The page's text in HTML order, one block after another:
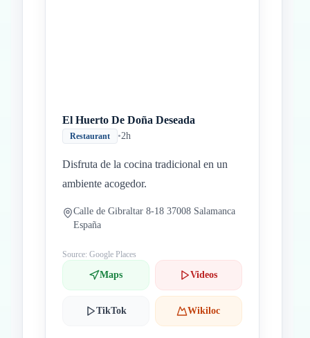
El Huerto De Doña Deseada
Restaurant •2h
Disfruta de la cocina tradicional en un
ambiente acogedor.
Calle de Gibraltar 8-18 37008 Salamanca
España
Source: Google Places
Maps Videos
TikTok Wikiloc